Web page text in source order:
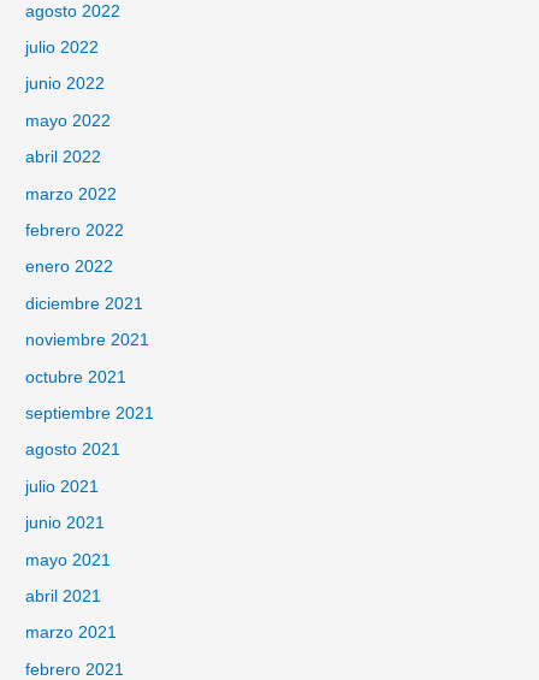
agosto 2022
julio 2022
junio 2022
mayo 2022
abril 2022
marzo 2022
febrero 2022
enero 2022
diciembre 2021
noviembre 2021
octubre 2021
septiembre 2021
agosto 2021
julio 2021
junio 2021
mayo 2021
abril 2021
marzo 2021
febrero 2021